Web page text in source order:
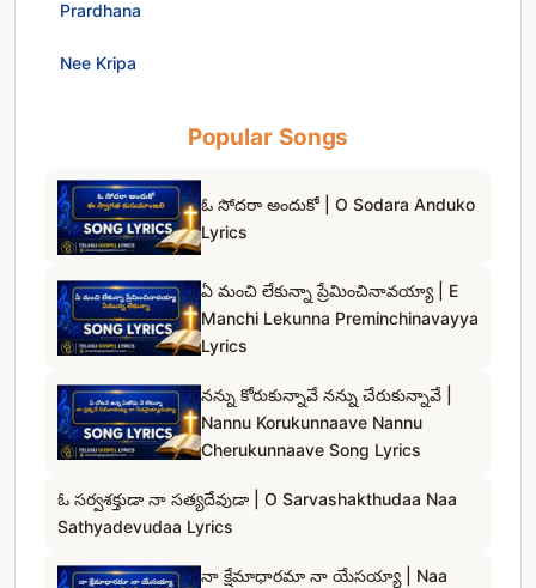
Prardhana
Nee Kripa
Popular Songs
ఓ సోదరా అందుకో | O Sodara Anduko
Lyrics
ఏ మంచి లేకున్నా ప్రేమించినావయ్యా | E
Manchi Lekunna Preminchinavayya
Lyrics
నన్ను కోరుకున్నావే నన్ను చేరుకున్నావే |
Nannu Korukunnaave Nannu
Cherukunnaave Song Lyrics
ఓ సర్వశక్తుడా నా సత్యదేవుడా | O Sarvashakthudaa Naa
Sathyadevudaa Lyrics
నా క్షేమాధారమా నా యేసయ్యా | Naa